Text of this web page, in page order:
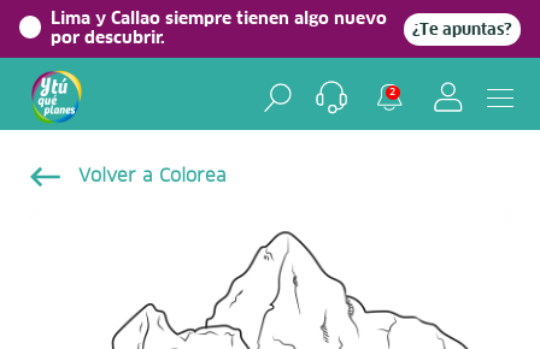
Lima y Callao siempre tienen algo nuevo
por descubrir.
¿Te apuntas?
2
Volver a Colorea